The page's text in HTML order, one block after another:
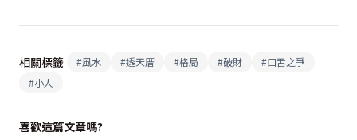
相關標籤 #風水 #透天厝 #格局 #破財 #口舌之爭
#小人
喜歡這篇文章嗎?